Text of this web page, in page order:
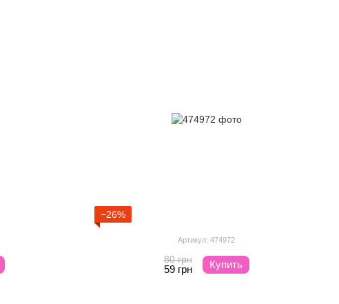
−26%
Артикул: 474972
80 грн
59 грн Купить